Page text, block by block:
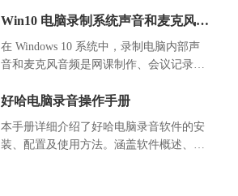
Win10 电脑录制系统声音和麦克风教
在 Windows 10 系统中，录制电脑内部声
音和麦克风音频是网课制作、会议记录及
种主流录制方案：一是利用 Windows 自带
装额外软件，适合临时快速录制；二是使
用好哈电脑录音软件，提供更专业的音轨
好哈电脑录音操作手册
本手册详细介绍了好哈电脑录音软件的安
装、配置及使用方法。涵盖软件概述、安